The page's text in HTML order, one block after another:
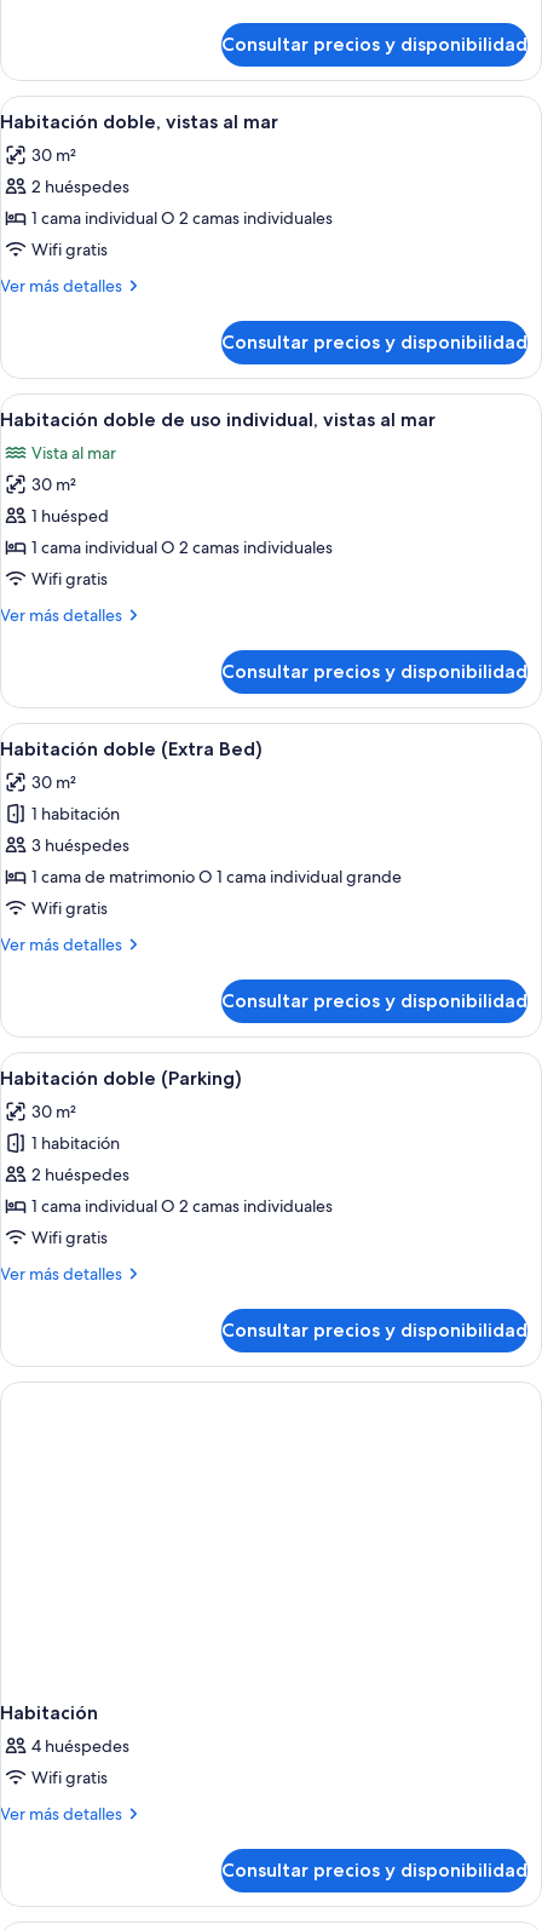
individual
doble
de
uso
Consultar precios y disponibilidad
Abrir
todas
las
fotos
de
Habitación
doble,
mar
Habitación de hotel con dos camas,
9
Habitación doble, vistas al mar
30 m²
2 huéspedes
1 cama individual O 2 camas individuales
Wifi gratis
Ver más detalles
Más
doble,
vistas
al
Consultar precios y disponibilidad
Abrir
todas
las
fotos
de
Habitación
doble
uso
al
mar
Habitación de hotel con dos camas,
9
Habitación doble de uso individual, vistas al mar
Vista al mar
30 m²
1 huésped
1 cama individual O 2 camas individuales
Wifi gratis
Ver más detalles
Más
doble
de
uso
vistas
al
mar
Consultar precios y disponibilidad
Abrir
todas
las
fotos
de
Habitación
doble
Bed)
Habitación de hotel con una cama
7
Habitación doble (Extra Bed)
30 m²
1 habitación
3 huéspedes
1 cama de matrimonio O 1 cama individual grande
Wifi gratis
Ver más detalles
Más
doble
(Extra
Bed)
Consultar precios y disponibilidad
Abrir
todas
las
fotos
de
Habitación
doble
Habitación de hotel con una cama
4
Habitación doble (Parking)
30 m²
1 habitación
2 huéspedes
1 cama individual O 2 camas individuales
Wifi gratis
Ver más detalles
Más
doble
(Parking)
Consultar precios y disponibilidad
Habitación
4 huéspedes
Wifi gratis
Ver más detalles
Más
Consultar precios y disponibilidad